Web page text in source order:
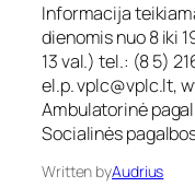
i
n
o
s
c
e
n
t
p
r
i
k
l
a
u
o
Informacija
dienomis nuo 8 iki
13 val.) tel.: (8 5)
el.p.vplc@vplc.lt,
Ambulatorinė
Socialinės
Written byAudrius